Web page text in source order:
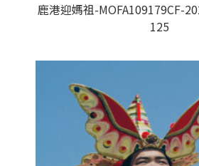
鹿港迎媽祖-MOFA109179CF-
125